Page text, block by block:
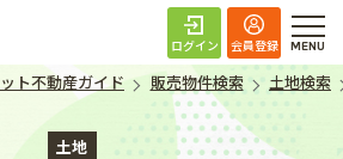
住まいの専門店 ハ
ログイン 会員登録
ト不動産ガイド 販売物件検索 土地検索
土地